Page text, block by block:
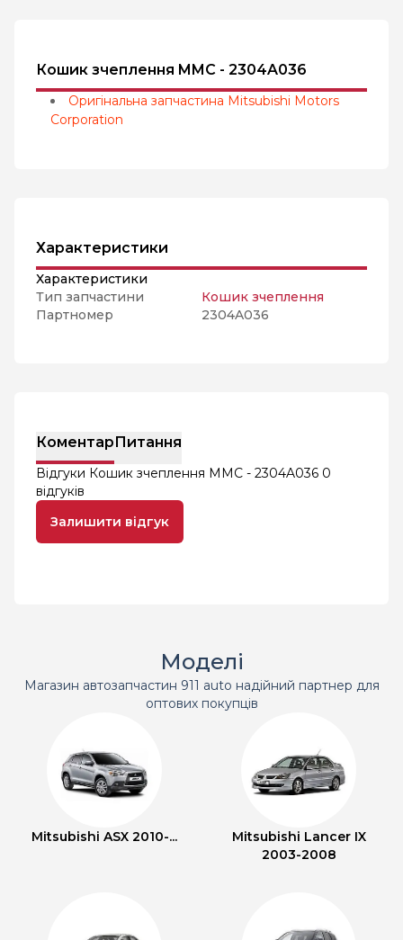
Кошик зчеплення MMC - 2304A036
Оригінальна запчастина Mitsubishi Motors
Corporation
Характеристики
Характеристики
Тип запчастини
Кошик зчеплення
Партномер
2304A036
КоментарПитання
Відгуки Кошик зчеплення MMC - 2304A036 0
відгуків
Залишити відгук
Моделі
Магазин автозапчастин 911 auto надійний партнер для
оптових покупців
Mitsubishi ASX 2010-...
Mitsubishi Lancer IX
2003-2008